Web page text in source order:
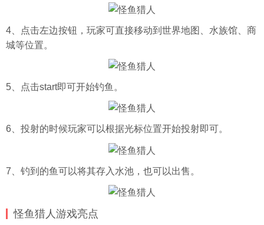
4、点击左边按钮，玩家可直接移动到世界地图、水族馆、商
城等位置。
5、点击start即可开始钓鱼。
6、投射的时候玩家可以根据光标位置开始投射即可。
7、钓到的鱼可以将其存入水池，也可以出售。
怪鱼猎人游戏亮点